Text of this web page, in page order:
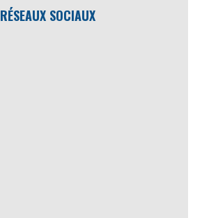
RÉSEAUX SOCIAUX